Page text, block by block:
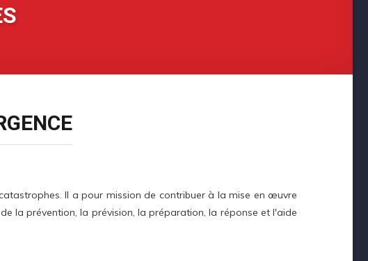
Il a pour mission de contribuer à la mise en œuvre
la prévention, la prévision, la préparation, la réponse et l'aide